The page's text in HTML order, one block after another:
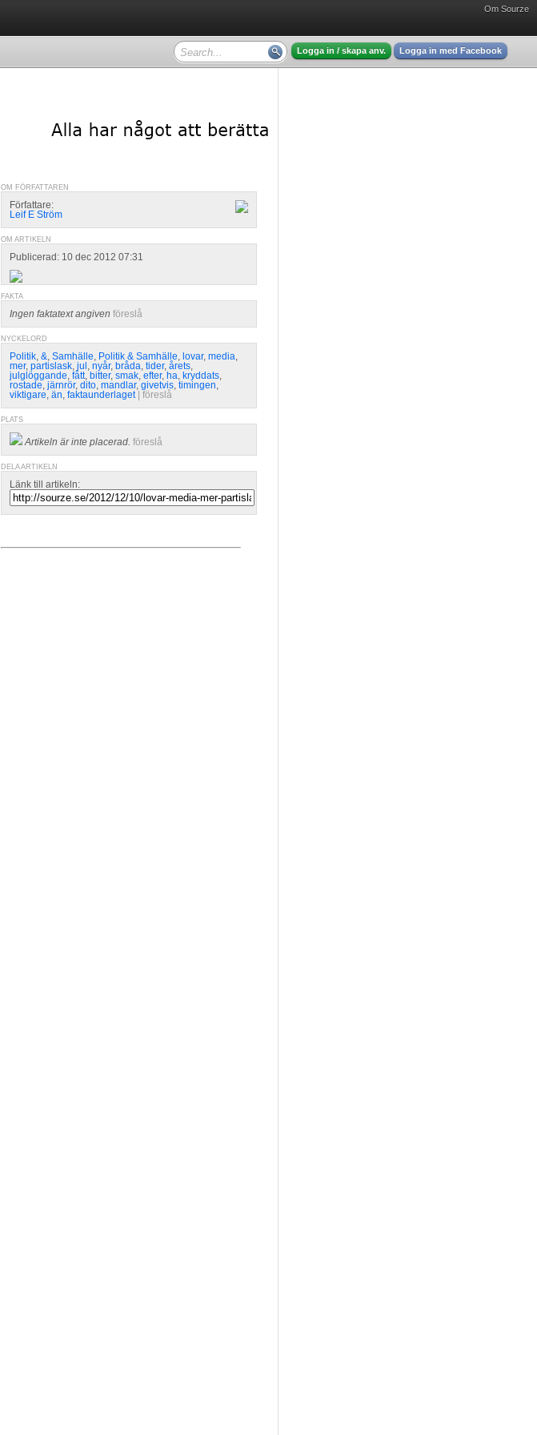
Om Sourze
Logga in / skapa anv. Logga in med Facebook
OM FÖRFATTAREN
Författare:
Leif E Ström
OM ARTIKELN
Publicerad: 10 dec 2012 07:31
FAKTA
Ingen faktatext angiven föreslå
NYCKELORD
Politik, &, Samhälle, Politik & Samhälle, lovar, media,
mer, partislask, jul , nyår, bråda, tider, årets,
julglöggande, fått, bitter, smak, efter, ha, kryddats,
rostade, järnrör, dito, mandlar, givetvis, timingen,
viktigare, än, faktaunderlaget föreslå
PLATS
Artikeln är inte placerad. föreslå
DELA ARTIKELN
Länk till artikeln: